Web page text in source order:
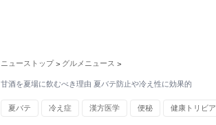
ニューストップ > グルメニュース >
甘酒を夏場に飲むべき理由 夏バテ防止や冷え性に効果的
夏バテ 冷え症 漢方医学 便秘 健康トリビア